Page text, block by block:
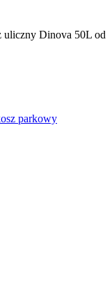
uliczny Dinova 50L od
parkowy